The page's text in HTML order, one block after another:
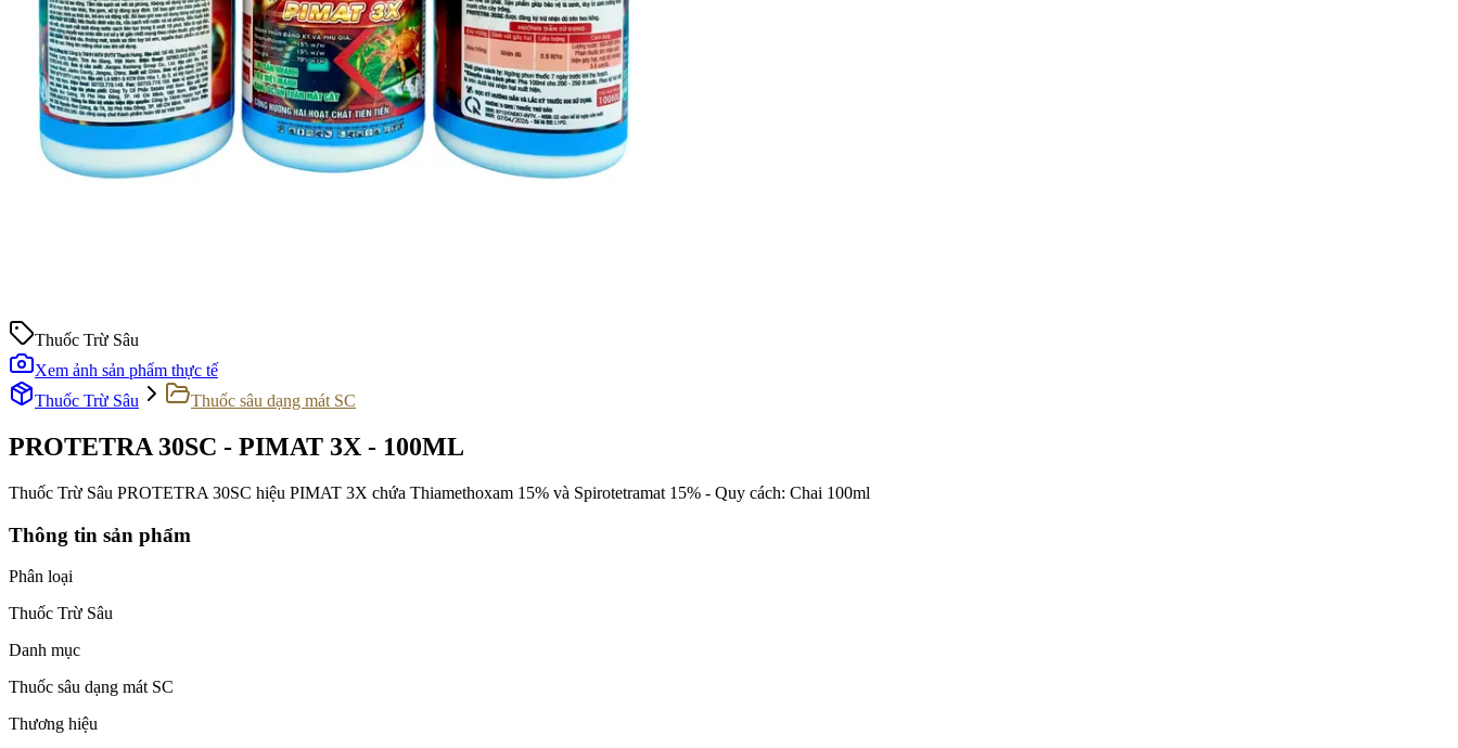
Thuốc Trừ Sâu
Xem ảnh sản phẩm thực tế
Thuốc Trừ Sâu
Thuốc sâu dạng mát SC
PROTETRA 30SC - PIMAT 3X - 100ML
Thuốc Trừ Sâu PROTETRA 30SC hiệu PIMAT 3X chứa Thiamethoxam 15% và Spirotetramat 15% - Quy cách: Chai 100ml
Thông tin sản phẩm
Phân loại
Thuốc Trừ Sâu
Danh mục
Thuốc sâu dạng mát SC
Thương hiệu